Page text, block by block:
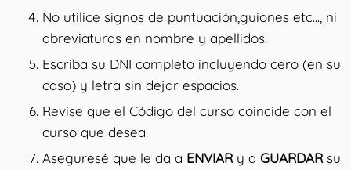
No utilice signos de puntuación,guiones etc..., ni
abreviaturas en nombre y apellidos.
Escriba su DNI completo incluyendo cero (en su
caso) y letra sin dejar espacios.
Revise que el Código del curso coincide con el
curso que desea.
Aseguresé que le da a ENVIARy a GUARDARsu